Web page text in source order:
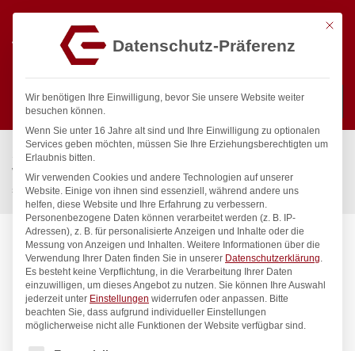
Suchen
Start / Gastronomiebedarf & Gastro Geräte für Profis
Wassertechnik
Wellnes
spa Kneipp’sche Garnitur 1/2″ Ø 20mm 3/4″ ÜM
Mit
Datenschutz-Präferenz
Wir benötigen Ihre Einwilligung, bevor Sie unsere Website weiter
besuchen können.
Wenn Sie unter 16 Jahre alt sind und Ihre Einwilligung zu optionalen
Services geben möchten, müssen Sie Ihre Erziehungsberechtigten um
Erlaubnis bitten.
Wir verwenden Cookies und andere Technologien auf unserer
Website. Einige von ihnen sind essenziell, während andere uns
helfen, diese Website und Ihre Erfahrung zu verbessern.
Personenbezogene Daten können verarbeitet werden (z. B. IP-
Adressen), z. B. für personalisierte Anzeigen und Inhalte oder die
Messung von Anzeigen und Inhalten. Weitere Informationen über die
Verwendung Ihrer Daten finden Sie in unserer Datenschutzerklärung.
Es besteht keine Verpflichtung, in die Verarbeitung Ihrer Daten
einzuwilligen, um dieses Angebot zu nutzen. Sie können Ihre Auswahl
jederzeit unter Einstellungen widerrufen oder anpassen. Bitte
beachten Sie, dass aufgrund individueller Einstellungen
möglicherweise nicht alle Funktionen der Website verfügbar sind.